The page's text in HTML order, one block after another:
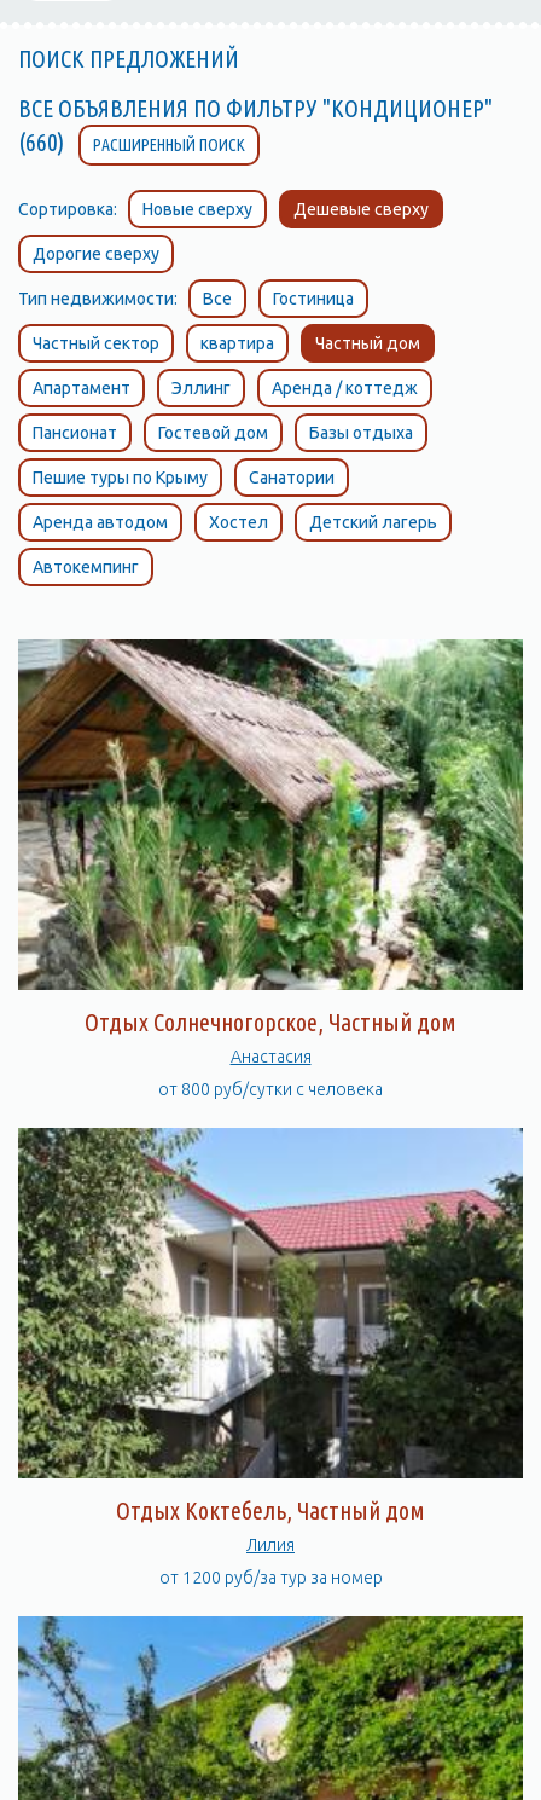
ПОИСК ПРЕДЛОЖЕНИЙ
ВСЕ ОБЪЯВЛЕНИЯ ПО ФИЛЬТРУ "КОНДИЦИОНЕР"
(660)
РАСШИРЕННЫЙ ПОИСК
Сортировка: Новые сверху Дешевые сверху
Дорогие сверху
Тип недвижимости: Все Гостиница
Частный сектор квартира Частный дом
Апартамент Эллинг Аренда / коттедж
Пансионат Гостевой дом Базы отдыха
Пешие туры по Крыму Санатории
Аренда автодом Хостел Детский лагерь
Автокемпинг
Отдых Солнечногорское, Частный дом
Анастасия
от 800 руб/сутки с человека
Отдых Коктебель, Частный дом
Лилия
от 1200 руб/за тур за номер